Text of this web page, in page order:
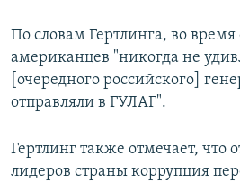
По словам Гертлинга, во
американцев "никогда не
[очередного российского]
отправляли в ГУЛАГ".
Гертлинг также отмечает, что
лидеров страны коррупция